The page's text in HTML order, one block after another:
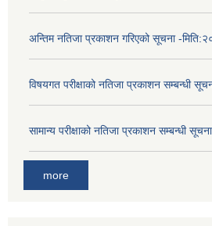
अन्तिम नतिजा प्रकाशन गरिएको सूचना -
विषयगत परीक्षाको नतिजा प्रकाशन सम्बन्धी
सामान्य परीक्षाको नतिजा प्रकाशन सम्बन्धी
more